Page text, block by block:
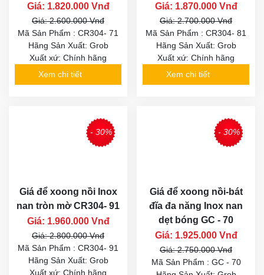
Giá: 1.820.000 Vnđ
Giá: 2.600.000 Vnđ
Mã Sản Phẩm : CR304- 71
Hãng Sản Xuất: Grob
Xuất xứ: Chính hãng
Xem chi tiết
Giá: 1.870.000 Vnđ
Giá: 2.700.000 Vnđ
Mã Sản Phẩm : CR304- 81
Hãng Sản Xuất: Grob
Xuất xứ: Chính hãng
Xem chi tiết
- 30%
Giá để xoong nồi Inox
nan tròn mờ CR304- 91
Giá: 1.960.000 Vnđ
Giá: 2.800.000 Vnđ
Mã Sản Phẩm : CR304- 91
Hãng Sản Xuất: Grob
Xuất xứ: Chính hãng
- 30%
Giá để xoong nồi-bát
đĩa đa năng Inox nan
dẹt bóng GC - 70
Giá: 1.925.000 Vnđ
Giá: 2.750.000 Vnđ
Mã Sản Phẩm : GC - 70